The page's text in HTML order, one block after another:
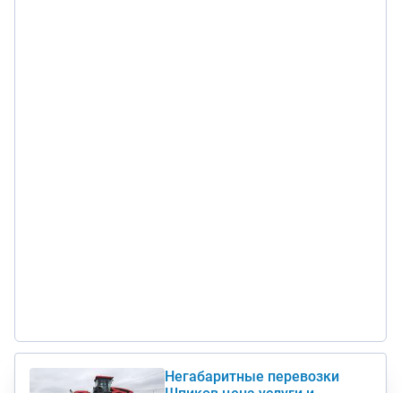
Негабаритные перевозки